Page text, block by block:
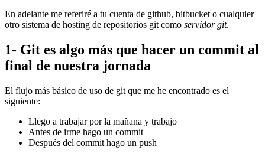
En adelante me referiré a tu cuenta de github, bitbucket o cualquier
otro sistema de hosting de repositorios git como servidor git.
1- Git es algo más que hacer un commit al
final de nuestra jornada
El flujo más básico de uso de git que me he encontrado es el
siguiente:
Llego a trabajar por la mañana y trabajo
Antes de irme hago un commit
Después del commit hago un push